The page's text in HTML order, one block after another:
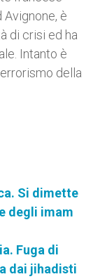
Avignone, è
di crisi ed ha
Intanto è
della
Si dimette
degli imam
Fuga di
dai jihadisti